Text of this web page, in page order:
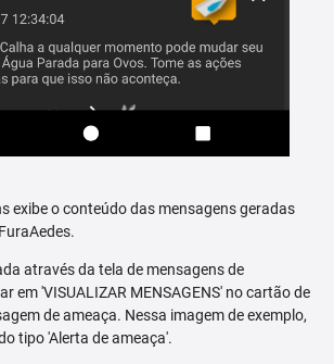
exibe o conteúdo das mensagens geradas
através da tela de mensagens de
em 'VISUALIZAR MENSAGENS' no cartão de
de ameaça. Nessa imagem de exemplo,
tipo 'Alerta de ameaça'.